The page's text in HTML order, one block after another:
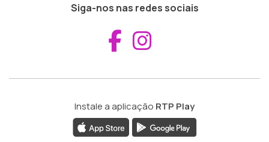
Siga-nos nas redes sociais
Aceder ao
Instale a aplicação RTP Play